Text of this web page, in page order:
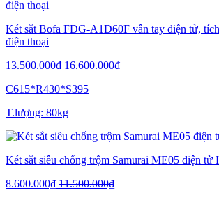
Két sắt Bofa FDG-A1D60F vân tay điện tử,
điện thoại
13.500.000₫ 16.600.000₫
C615*R430*S395
T.lượng: 80kg
Két sắt siêu chống trộm Samurai ME05 điện tử
8.600.000₫ 11.500.000₫